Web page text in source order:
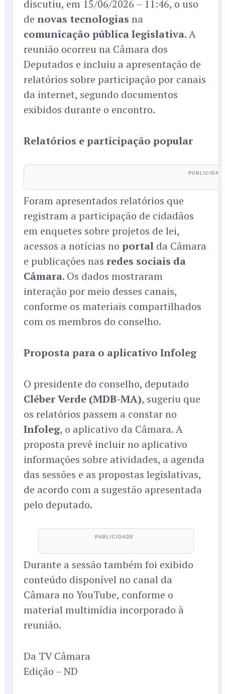
discutiu, em 15/06/2026 – 11:46, o uso
de novas tecnologias na
comunicação pública legislativa. A
reunião ocorreu na Câmara dos
Deputados e incluiu a apresentação de
relatórios sobre participação por canais
da internet, segundo documentos
exibidos durante o encontro.
Relatórios e participação popular
Foram apresentados relatórios que
registram a participação de cidadãos
em enquetes sobre projetos de lei,
acessos a notícias no portal da Câmara
e publicações nas redes sociais da
Câmara. Os dados mostraram
interação por meio desses canais,
conforme os materiais compartilhados
com os membros do conselho.
Proposta para o aplicativo Infoleg
O presidente do conselho, deputado
Cléber Verde (MDB-MA), sugeriu que
os relatórios passem a constar no
Infoleg, o aplicativo da Câmara. A
proposta prevê incluir no aplicativo
informações sobre atividades, a agenda
das sessões e as propostas legislativas,
de acordo com a sugestão apresentada
pelo deputado.
Durante a sessão também foi exibido
conteúdo disponível no canal da
Câmara no YouTube, conforme o
material multimídia incorporado à
reunião.
Da TV Câmara
Edição – ND